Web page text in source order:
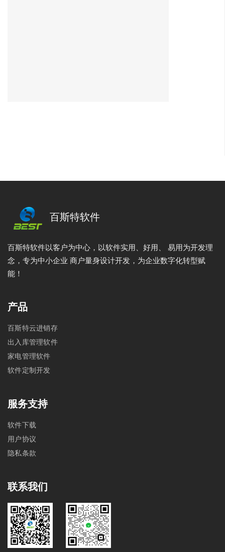
百斯特软件
百斯特软件以客户为中心，以软件实用、好用、 易用为开发理
念，专为中小企业 商户量身设计开发，为企业数字化转型赋
能！
产品
百斯特云进销存
出入库管理软件
家电管理软件
软件定制开发
服务支持
软件下载
用户协议
隐私条款
联系我们